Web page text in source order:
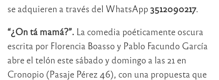
se adquieren a través del WhatsApp 3512090217.
“¿On tá mamá?”. La comedia poéticamente oscura
escrita por Florencia Boasso y Pablo Facundo García
abre el telón este sábado y domingo a las 21 en
Cronopio (Pasaje Pérez 46), con una propuesta que